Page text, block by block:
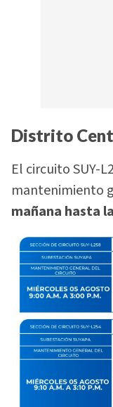
Distrito
El circuito SUY-
mantenimiento
mañana hasta